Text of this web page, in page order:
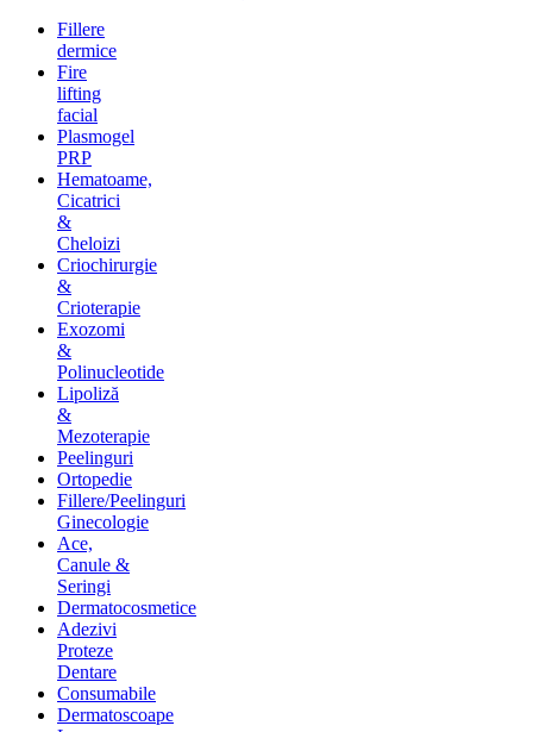
Fillere
dermice
Fire
lifting
facial
Plasmogel
PRP
Hematoame,
Cicatrici
&
Cheloizi
Criochirurgie
&
Crioterapie
Exozomi
&
Polinucleotide
Lipoliză
&
Mezoterapie
Peelinguri
Ortopedie
Fillere/Peelinguri
Ginecologie
Ace,
Canule &
Seringi
Dermatocosmetice
Adezivi
Proteze
Dentare
Consumabile
Dermatoscoape